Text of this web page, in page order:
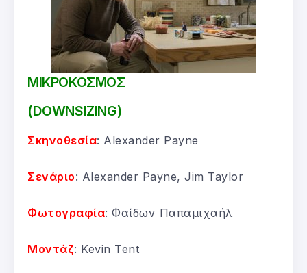
ΜΙΚΡΟΚΟΣΜΟΣ
(DOWNSIZING)
Σκηνοθεσία: Alexander Payne
Σενάριο: Alexander Payne, Jim Taylor
Φωτογραφία: Φαίδων Παπαμιχαήλ
Μοντάζ: Kevin Tent